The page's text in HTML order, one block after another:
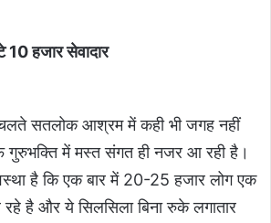
हजार सेवादार
सतलोक आश्रम में कही भी जगह नहीं
गुरुभक्ति में मस्त संगत ही नजर आ रही है।
है कि एक बार में 20-25 हजार लोग एक
रहे है और ये सिलसिला बिना रुके लगातार